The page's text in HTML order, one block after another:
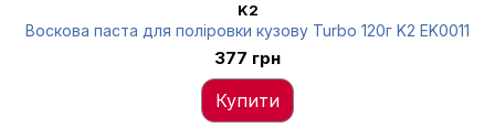
K2
Воскова паста для поліровки кузову Turbo 120г K2 EK0011
377 грн
Купити